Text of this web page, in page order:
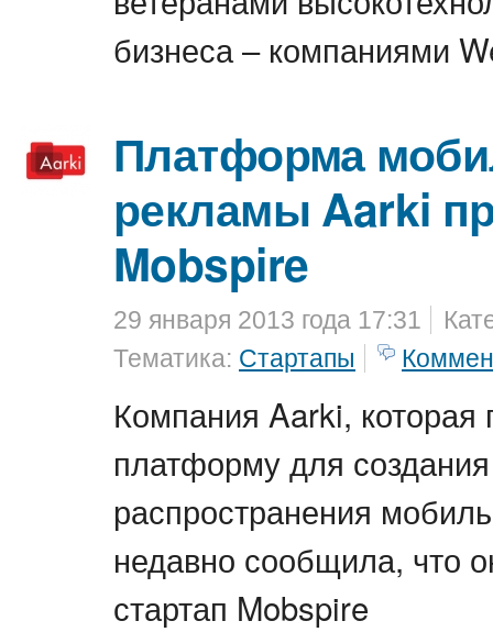
бизнеса – компаниями
Платформа
рекламы Aarki
Mobspire
29 января 2013 года 17:31
Тематика: Стартапы
Компания Aarki, которая
платформу для
распространения
недавно сообщила, что
стартап Mobspire